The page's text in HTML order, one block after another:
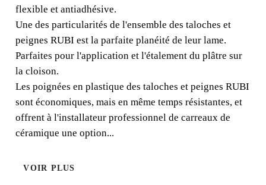
Les taloches flexibles pour plâtre RUBI possèdent un
manche en plastique fermé, et une base en polyéthylène
flexible et antiadhésive.
flexible et antiadhésive.
Une des particularités de l'ensemble des taloches et
peignes RUBI est la parfaite planéité de leur lame.
Parfaites pour l'application et l'étalement du plâtre sur
la cloison.
Les poignées en plastique des taloches et peignes RUBI
sont économiques, mais en même temps résistantes, et
offrent à l'installateur professionnel de carreaux de
céramique une option...
VOIR PLUS